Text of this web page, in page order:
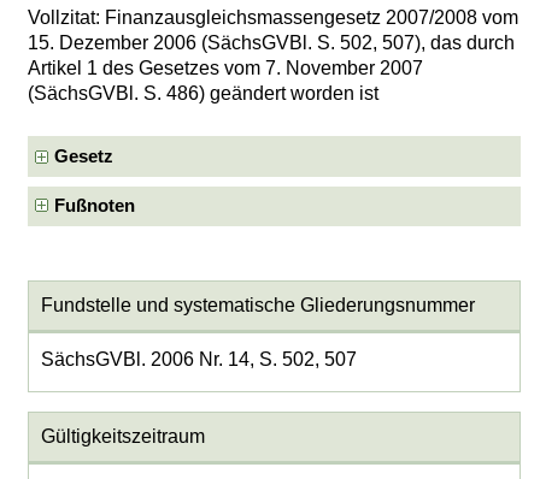
Vollzitat: Finanzausgleichsmassengesetz 2007/2008 vom
15. Dezember 2006 (SächsGVBl. S. 502, 507), das durch
Artikel 1 des Gesetzes vom 7. November 2007
(SächsGVBl. S. 486) geändert worden ist
Gesetz
Fußnoten
Fundstelle und systematische Gliederungsnummer
SächsGVBl. 2006 Nr. 14, S. 502, 507
Gültigkeitszeitraum